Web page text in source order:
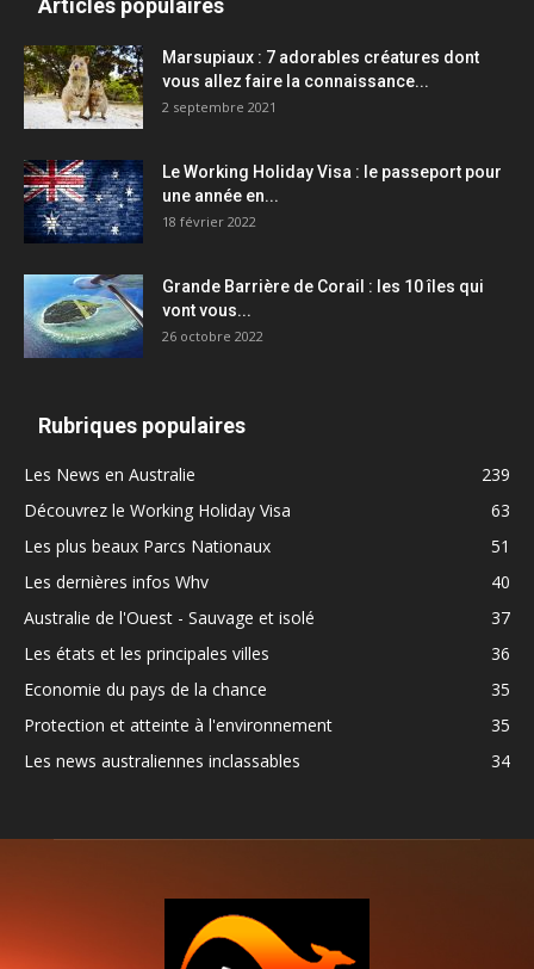
Articles populaires
Marsupiaux : 7 adorables créatures dont
vous allez faire la connaissance...
2 septembre 2021
Le Working Holiday Visa : le passeport pour
une année en...
18 février 2022
Grande Barrière de Corail : les 10 îles qui
vont vous...
26 octobre 2022
Rubriques populaires
Les News en Australie
239
Découvrez le Working Holiday Visa
63
Les plus beaux Parcs Nationaux
51
Les dernières infos Whv
40
Australie de l'Ouest - Sauvage et isolé
37
Les états et les principales villes
36
Economie du pays de la chance
35
Protection et atteinte à l'environnement
35
Les news australiennes inclassables
34